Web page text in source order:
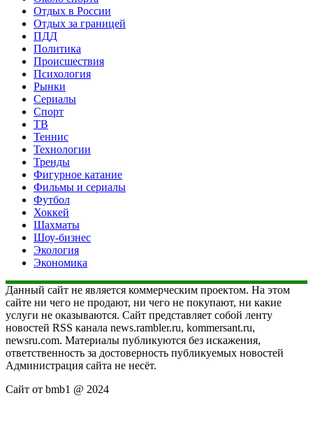
Отдых в России
Отдых за границей
ПДД
Политика
Происшествия
Психология
Рынки
Сериалы
Спорт
ТВ
Теннис
Технологии
Тренды
Фигурное катание
Фильмы и сериалы
Футбол
Хоккей
Шахматы
Шоу-бизнес
Экология
Экономика
Данный сайт не является коммерческим проектом. На этом
сайте ни чего не продают, ни чего не покупают, ни какие
услуги не оказываются. Сайт представляет собой ленту
новостей RSS канала news.rambler.ru, kommersant.ru,
newsru.com. Материалы публикуются без искажения,
ответственность за достоверность публикуемых новостей
Администрация сайта не несёт.
Сайт от bmb1 @ 2024